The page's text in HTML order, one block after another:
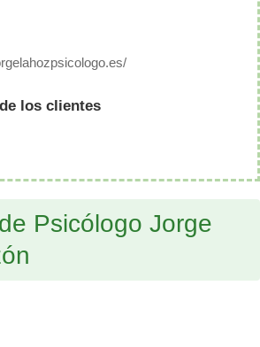
los clientes
Psicólogo Jorge